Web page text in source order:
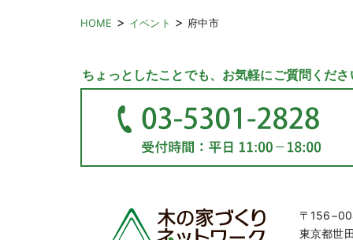
HOME > イベント > 府中市
ちょっとしたことでも、お気軽にご質問くださ
〒
東京都世